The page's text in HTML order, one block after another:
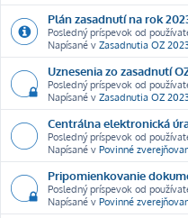
Plán zasadnutí na rok
Posledný príspevok od
Napísané v Zasadnutia OZ
Uznesenia zo zasadnutí
Posledný príspevok od
Napísané v Zasadnutia OZ
Centrálna elektronická
Posledný príspevok od
Napísané v Povinné
Pripomienkovanie
Posledný príspevok od
Napísané v Povinné